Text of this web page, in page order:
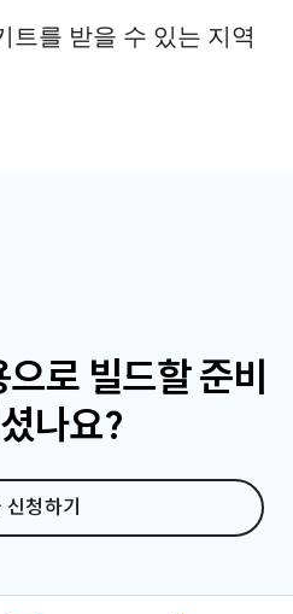
및 Android 스튜디오
자 사이트를 방문하세요.
트를 받을 수 있는 지역
로 빌드할 준비
나요?
청하기